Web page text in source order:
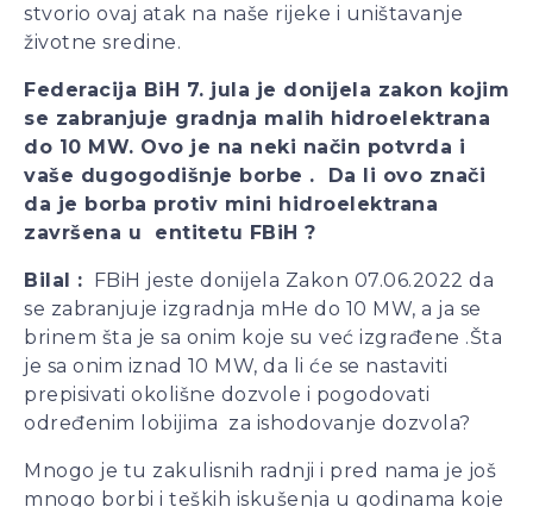
stvorio ovaj atak na naše rijeke i uništavanje
životne sredine.
Federacija BiH 7. jula je donijela zakon kojim
se zabranjuje gradnja malih hidroelektrana
do 10 MW. Ovo je na neki način potvrda i
vaše dugogodišnje borbe . Da li ovo znači
da je borba protiv mini hidroelektrana
završena u entitetu FBiH ?
Bilal : FBiH jeste donijela Zakon 07.06.2022 da
se zabranjuje izgradnja mHe do 10 MW, a ja se
brinem šta je sa onim koje su već izgrađene .Šta
je sa onim iznad 10 MW, da li će se nastaviti
prepisivati okolišne dozvole i pogodovati
određenim lobijima za ishodovanje dozvola?
Mnogo je tu zakulisnih radnji i pred nama je još
mnogo borbi i teških iskušenja u godinama koje